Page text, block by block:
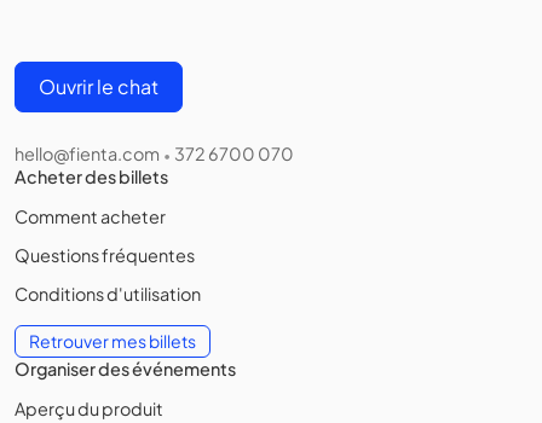
Ouvrir le chat
hello@fienta.com • 372 6700 070
Acheter des billets
Comment acheter
Questions fréquentes
Conditions d'utilisation
Retrouver mes billets
Organiser des événements
Aperçu du produit